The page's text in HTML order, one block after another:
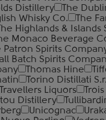
Distillery
The
Whisky Co.
The
The Highlands &
Monaco Beverage
Patron Spirits
Batch Spirits
Thomas Hine
Torino Distillati
Travellers Liquors
Distillery
Unicognac